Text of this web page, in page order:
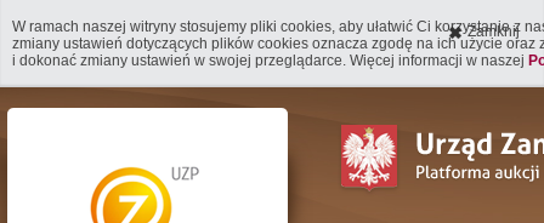
W ramach naszej witryny stosujemy pliki cookies, aby ułatwić Ci korzystanie z
zmiany ustawień dotyczących plików cookies oznacza zgodę na ich użycie
i dokonać zmiany ustawień w swojej przeglądarce. Więcej informacji w naszej
Zamknij